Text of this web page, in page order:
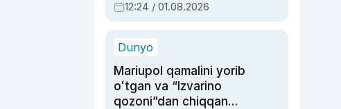
ayblovlardan asrab
12:24 / 01.08.2026
Dunyo
Mariupol qamalini yorib
oʻtgan va “Izvarino
qozoni”dan chiqqan